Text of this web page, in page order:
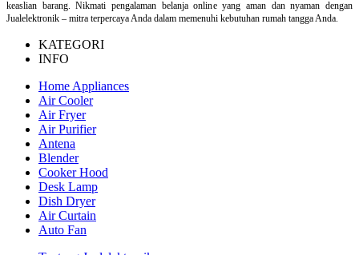
keaslian barang. Nikmati pengalaman belanja online yang aman dan nyaman dengan
Jualelektronik – mitra terpercaya Anda dalam memenuhi kebutuhan rumah tangga Anda.
KATEGORI
INFO
Home Appliances
Air Cooler
Air Fryer
Air Purifier
Antena
Blender
Cooker Hood
Desk Lamp
Dish Dryer
Air Curtain
Auto Fan